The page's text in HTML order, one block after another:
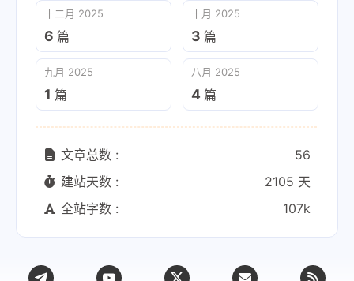
十二月 2025
6 篇
十月 2025
3 篇
九月 2025
1 篇
八月 2025
4 篇
文章总数 :
56
建站天数 :
2105 天
全站字数 :
107k